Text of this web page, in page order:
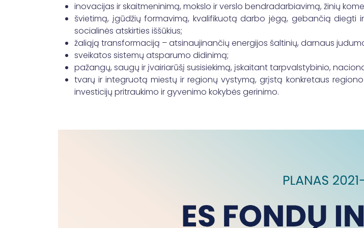
inovacijas ir skaitmeninimą, mokslo ir verslo bendradarbiavimą, žinių
švietimą, įgūdžių formavimą, kvalifikuotą darbo jėgą, gebančią diegti
socialinės atskirties iššūkius;
žaliąją transformaciją – atsinaujinančių energijos šaltinių, darnaus
sveikatos sistemų atsparumo didinimą;
pažangų, saugų ir įvairiarūšį susisiekimą, įskaitant tarpvalstybinio,
tvarų ir integruotą miestų ir regionų vystymą, grįstą konkretaus
investicijų pritraukimo ir gyvenimo kokybės gerinimo.